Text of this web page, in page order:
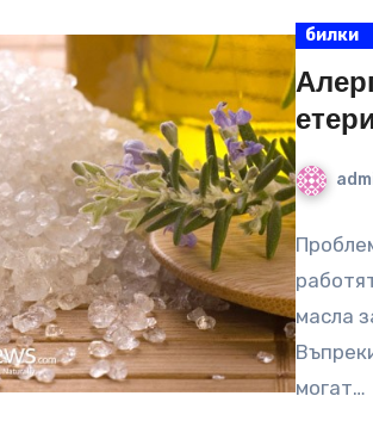
билки
масла
могат…